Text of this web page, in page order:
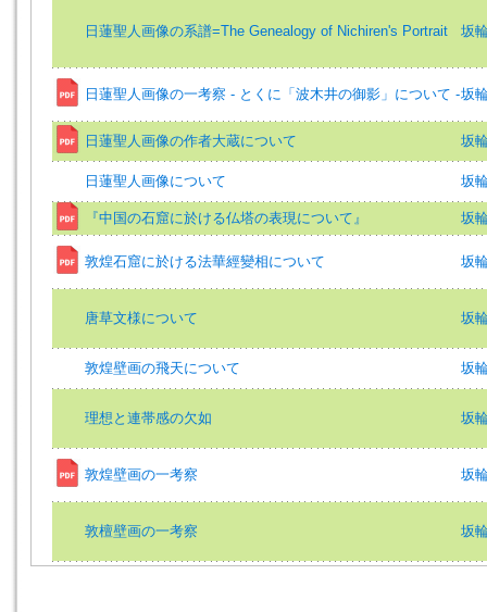
日蓮聖人画像の系譜=The Genealogy of Nichiren's Portrait 坂
日蓮聖人画像の一考察 - とくに「波木井の御影」について -坂
日蓮聖人画像の作者大蔵について 坂
日蓮聖人画像について 坂
『中国の石窟に於ける仏塔の表現について』 坂
敦煌石窟に於ける法華經變相について 坂
唐草文様について 坂
敦煌壁画の飛天について 坂
理想と連帯感の欠如 坂
敦煌壁画の一考察 坂
敦檀壁画の一考察 坂